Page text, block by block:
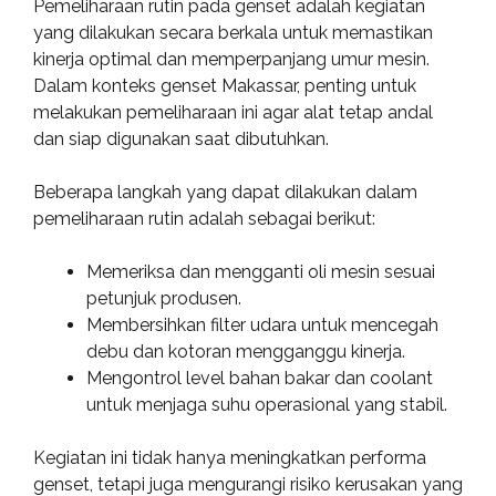
Pemeliharaan rutin pada genset adalah kegiatan
yang dilakukan secara berkala untuk memastikan
kinerja optimal dan memperpanjang umur mesin.
Dalam konteks genset Makassar, penting untuk
melakukan pemeliharaan ini agar alat tetap andal
dan siap digunakan saat dibutuhkan.
Beberapa langkah yang dapat dilakukan dalam
pemeliharaan rutin adalah sebagai berikut:
Memeriksa dan mengganti oli mesin sesuai
petunjuk produsen.
Membersihkan filter udara untuk mencegah
debu dan kotoran mengganggu kinerja.
Mengontrol level bahan bakar dan coolant
untuk menjaga suhu operasional yang stabil.
Kegiatan ini tidak hanya meningkatkan performa
genset, tetapi juga mengurangi risiko kerusakan yang